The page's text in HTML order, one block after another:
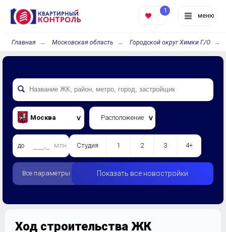
меню
1
Главная Московская область Городской округ Химки Г/О
Москва Расположение
до млн. Студия 1 2 3 4+
Все параметры Показать все новостройки
Ход строительства ЖК